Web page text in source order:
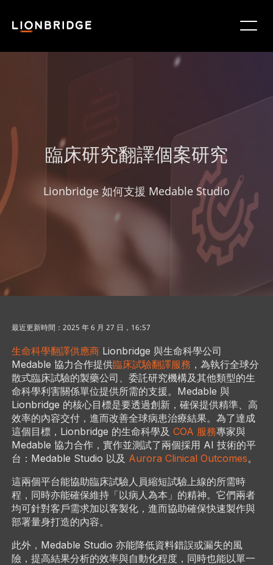
臨床研究翻譯個案研究
Lionbridge 如何支援 Medable Studio
最近更新時間：2025 年 6 月 27 日，16:57
生命科學翻譯供應商Lionbridge 與生命科學公司
Medable 協力合作提供臨床試驗翻譯服務 ，為執行全球分
散式臨床試驗的製藥公司、委託研究機構及其他類型的生
命科學利害關係單位提供所需的支援。Medable 與
Lionbridge 的核心目標是要透過創新，確保提供精準、高
效率的內容交付，進而改善全球病患治療結果。為了達成
這個目標，Lionbridge 的生命科學及 COA 服務專家與
Medable 協力合作，實作並測試了兩個採用 AI 技術的平
台：Medable Studio 以及 Aurora Clinical Outcomes。
這兩個平台能協助臨床試驗人員縮短試驗上線的所需時
程，同時亦能確保維持「以病人為本」的精神。它們兩者
均可針對客戶需求加以客製化，進而協助確保快速製作與
部署量身打造的內容。
此外，Medable Studio 亦能降低資料錯誤或漏失的風
險，提高結果分析的效率與自動化程度，同時也能以單一